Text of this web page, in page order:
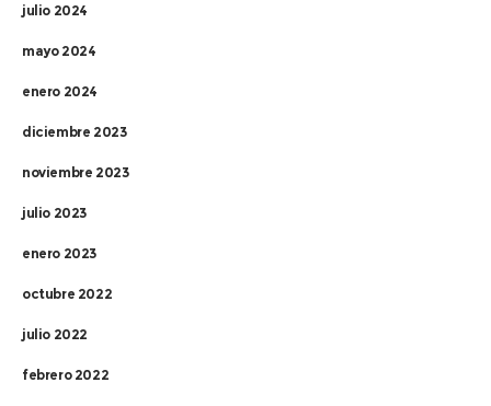
julio 2024
mayo 2024
enero 2024
diciembre 2023
noviembre 2023
julio 2023
enero 2023
octubre 2022
julio 2022
febrero 2022